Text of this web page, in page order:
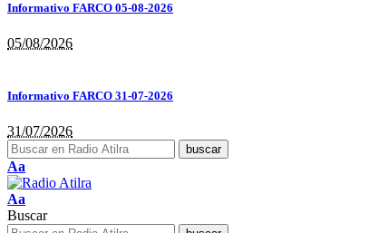
Informativo FARCO 05-08-2026
05/08/2026
Informativo FARCO 31-07-2026
31/07/2026
Aa
Aa
Buscar